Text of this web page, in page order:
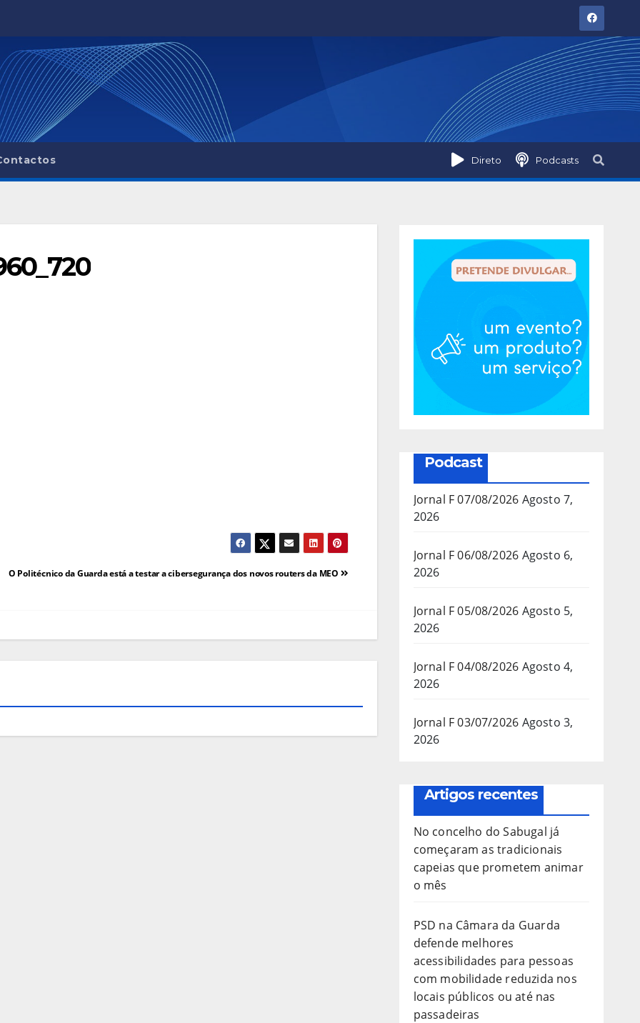
Direto Podcasts
O Politécnico da Guarda está a testar a cibersegurança dos novos routers da MEO
Podcast
Jornal F 07/08/2026 Agosto 7,
2026
Jornal F 06/08/2026 Agosto 6,
2026
Jornal F 05/08/2026 Agosto 5,
2026
Jornal F 04/08/2026 Agosto 4,
2026
Jornal F 03/07/2026 Agosto 3,
2026
Artigos recentes
No concelho do Sabugal já
começaram as tradicionais
capeias que prometem animar
o mês
PSD na Câmara da Guarda
defende melhores
acessibilidades para pessoas
com mobilidade reduzida nos
locais públicos ou até nas
passadeiras